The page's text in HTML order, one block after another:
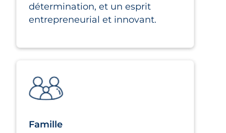
détermination, et un esprit
entrepreneurial et innovant.
Famille